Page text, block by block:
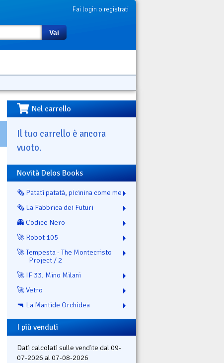
Fai login o registrati
Vai
Nel carrello
Il tuo carrello è ancora
vuoto.
Novità Delos Books
🗞️ Patatì patatà, picinina come me
🗞️ La Fabbrica dei Futuri
👻 Codice Nero
🚀 Robot 105
🚀 Tempesta - The Montecristo
Project / 2
🚀 IF 33. Mino Milani
🚀 Vetro
🔫 La Mantide Orchidea
I più venduti
Dati calcolati sulle vendite dal 09-
07-2026 al 07-08-2026